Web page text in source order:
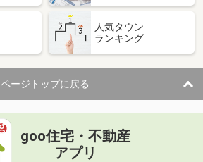
人気タウン
ランキング
ページトップに戻る
goo住宅・不動産
アプリ